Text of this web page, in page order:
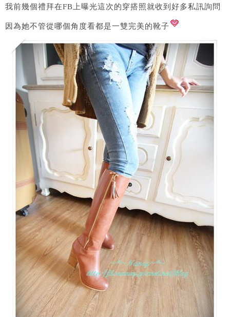
我前幾個禮拜在FB上曝光這次的穿搭照就收到好多私訊詢問
因為她不管從哪個角度看都是一雙完美的靴子